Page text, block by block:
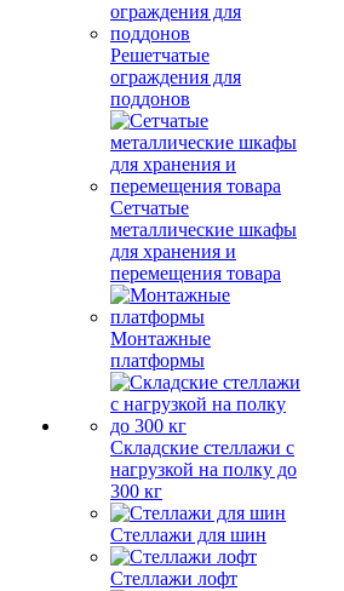
Решетчатые
ограждения для
поддонов
Сетчатые
металлические шкафы
для хранения и
перемещения товара
Монтажные
платформы
Складские стеллажи с
нагрузкой на полку до
300 кг
Стеллажи для шин
Стеллажи лофт